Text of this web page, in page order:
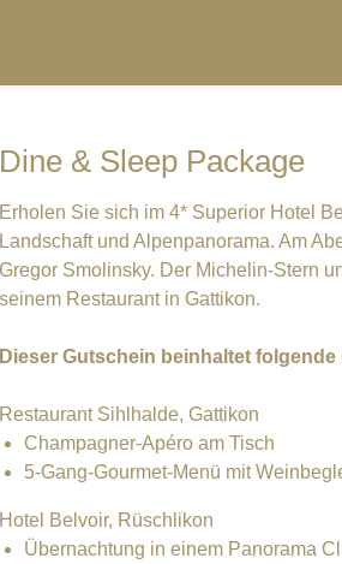
Dine & Sleep Package
Erholen Sie sich im 4* Superior Hotel
Landschaft und Alpenpanorama. Am
Gregor Smolinsky. Der Michelin-Stern
seinem Restaurant in Gattikon.
Dieser Gutschein beinhaltet
Restaurant Sihlhalde, Gattikon
Champagner-Apéro am Tisch
5-Gang-Gourmet-Menü mit
Hotel Belvoir, Rüschlikon
Übernachtung in einem Panorama